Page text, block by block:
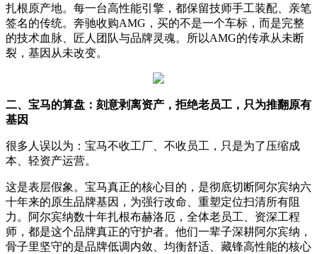
扎根原产地。每一台高性能引擎，都保留技师手工装配、亲笔
签名的传统。奔驰收购AMG，买的不是一个车标，而是完整
的技术血脉、匠人团队与品牌灵魂。所以AMG的传承从未断
裂，基因从未改变。
二、宝马的算盘：刻意剥离资产，拒绝老员工，只为推翻原有
基因
很多人误以为：宝马不收工厂、不收员工，只是为了压缩成
本、轻资产运营。
这是表层假象。宝马真正的核心目的，是彻底切断阿尔宾纳六
十年来的原生品牌基因，为强行改命、重塑定位扫清所有阻
力。阿尔宾纳数十年扎根布赫洛厄，全体老员工、资深工程
师，都是这个品牌真正的守护者。他们一辈子深耕阿尔宾纳，
骨子里坚守的是品牌低调内敛、均衡舒适、藏锋高性能的核心